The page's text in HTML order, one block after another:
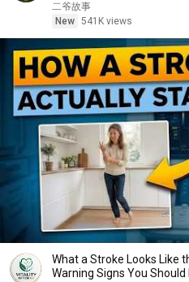
二爷故事
New 541K views
What a Stroke Looks Like the
Warning Signs You Should